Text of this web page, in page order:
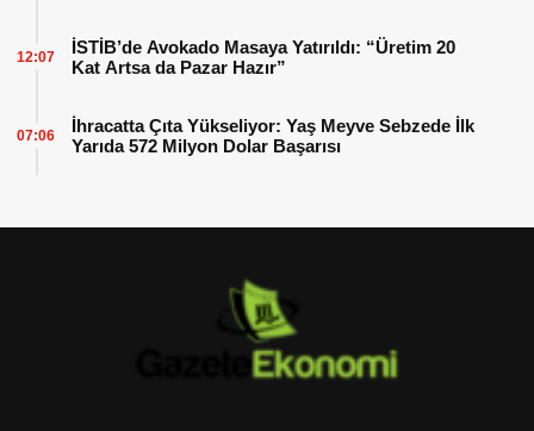
İSTİB’de Avokado Masaya Yatırıldı: “Üretim 20
Kat Artsa da Pazar Hazır”
12:07
İhracatta Çıta Yükseliyor: Yaş Meyve Sebzede İlk
Yarıda 572 Milyon Dolar Başarısı
07:06